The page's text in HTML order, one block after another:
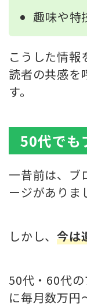
趣味や特
こうした情報
読者の共感を
す。
50代でも
一昔前は、ブ
ージがありま
しかし、今は
50代・60代
に毎月数万円